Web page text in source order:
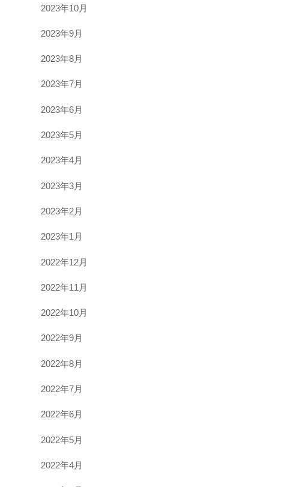
2023年10月
2023年9月
2023年8月
2023年7月
2023年6月
2023年5月
2023年4月
2023年3月
2023年2月
2023年1月
2022年12月
2022年11月
2022年10月
2022年9月
2022年8月
2022年7月
2022年6月
2022年5月
2022年4月